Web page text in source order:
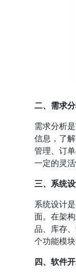
二、需求
需求分析
信息，了
管理、订
一定的灵活
三、系统
系统设计
面。在架
品、库存
个功能模
四、软件